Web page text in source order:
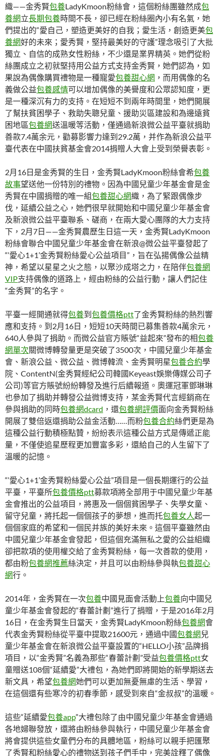
織——金秀賢包養LadyKmoon粉絲會，這個粉絲團雖然成包
養網立長期包養時間不長，卻已經在粉絲圈內小有名氣，她
們提出的“愛自己，塑造更美好的自我；愛生活，創造更美包
養網好的未來；愛秀賢，堅持最美好的守護”理念吸引了大批
獨立、自信的成熟女性粉絲，不少還是業界精英。她們從粉
絲團成立之初就堅持用公益方式支持金秀賢，她們認為，如
果說為偶像購買禮物是一種寵愛包養甜心網 ，而用偶像的名
義做公益包養感情可以增加偶像的美譽度和公眾認知度，更
是一種深沉有力的支持。在短短不到兩年時間里，她們開展
了幫扶貧困學子、救助失聰兒童、援助災區建設和為邊遠貧
困地區包養網送溫暖等活動，僅通過新浪微公益平臺就捐助
善款7.4萬余元，勸募影響力達到29.2萬，并作為新浪公益平
臺代表在中國扶貧基金會2014捐贈人大會上受到榮譽表彰。
2月16日是金秀賢的生日，金秀賢LadyKmoon粉絲會希包養
故事望送他一份特別的禮物。因為中國兒童少年基金會是金
秀賢在中國捐贈的唯一組包養甜心網織，為了緊跟偶像步
伐，延續公益之心，她們很早就開始和中國兒童少年基金會
及新浪微公益平臺聯系、磋商，在兩大愛心團隊的大力支持
下，2月7日——金秀賢農歷生日這一天，金秀賢LadyKmoon
粉絲會聯合中國兒童少年基金會在新浪@微公益平臺發起了
“‘愛心1+1’金秀賢粉絲愛心公益項目”，旨在弘揚偶像公益精
神，希望以星星之火之態，以聚沙成塔之力，在陪伴包養網
VIP支持偶像的道路上，經由粉絲的公益行動，讓人們記住
“金秀賢”的名字。
平臺一經開通就得包養到包養價格ptt了金秀賢粉絲的熱烈響
應和支持。到2月16日，短短10天時間已募集善款4萬余元，
640人參與了捐助。而微公益官方賬號“益起來”發布的相包養
網單次關微博轉發量更是突破了3500次，中國兒童少年基金
會、新浪公益、微公益、微博韓流、金秀賢明星包養合約學
院、ContentN(金秀賢經紀公司韓國Keyeast娛樂傳媒公司子
公司)等官方賬號紛紛轉發及進行后續報道。奧運冠軍鄧琳琳
也參加了捐助并轉發公益微博支持，某金秀賢代言經銷商在
參與捐助的同時包養網dcard ，還包養網評價面向金秀賢粉絲
開展了雙倍返還捐助公益金活動……而粉包養合約絲們更是為
這種公益行動積極點贊，紛紛表示這種公益方式是傳遞正能
量，不僅使追星歷程更加豐富多彩，還給自己的人生留下了
溫暖的記憶。
“‘愛心1+1’金秀賢粉絲愛心公益”項目是一個長期運行的公益
平臺，平臺所包養價格ptt募款項將全部用于中國兒童少年基
金會推出的公益項目，將惠及一個個貧困學子、失學女童、
留守兒童，將托起一個個孩子的夢想，進而托包養女人起一
個個家庭的希望和一個民并族的美好未來。這個平臺雖然由
中國兒童少年基金會發起，但這個充滿無私之愛的公益組織
卻把款項的使用權交給了金秀賢粉絲，每一次善款的使用，
都由粉包養網推薦絲決定，并且可以由粉絲參與執包養甜心
網行。
2014年，金秀賢在一次包養中國見面會活動上包養向中國兒
童少年基金會發起的“春蕾計劃”進行了捐贈，于是2016年2月
16日，在金秀賢生日當天，金秀賢LadyKmoon粉絲包養網會
代表金秀賢粉絲從平臺中提取21600元，通過中國包養網兒
童少年基金會在新浪微公益平臺設置的“HELLO小孩”品牌捐
項目，以“金秀賢”名義為那些“春蕾計劃”受益包養價格ptt女
童贈送108個“延續愛”大禮包，為她們即將開始的新學期送去
新文具，希望包養網她們可以更加無憂無慮的生活、學習，
在這個還有些寒冷的初春季節，感受到來自“金叔叔”的溫暖。
這些“延續愛包養app”大禮包除了由中國兒童少年基金會通過
各地婦聯發放，還將由粉絲參與執行，中國兒童少年基金會
將會提供這些女童們分布的具體地區，粉絲可以親手把匯聚
了秀賢和粉絲愛心的禮物送到孩子們手中，完美詮釋了偶像